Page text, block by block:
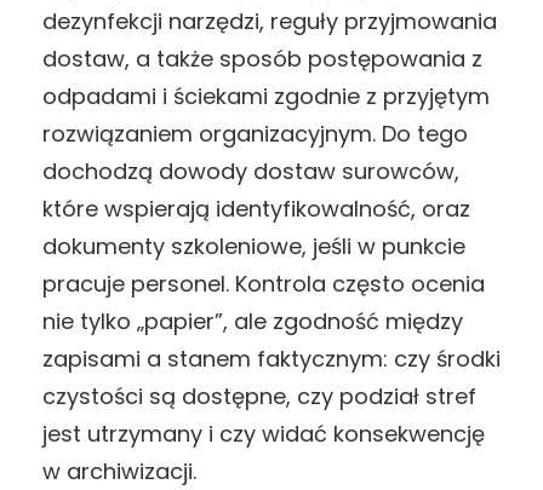
dezynfekcji narzędzi, reguły przyjmowania
dostaw, a także sposób postępowania z
odpadami i ściekami zgodnie z przyjętym
rozwiązaniem organizacyjnym. Do tego
dochodzą dowody dostaw surowców,
które wspierają identyfikowalność, oraz
dokumenty szkoleniowe, jeśli w punkcie
pracuje personel. Kontrola często ocenia
nie tylko „papier”, ale zgodność między
zapisami a stanem faktycznym: czy środki
czystości są dostępne, czy podział stref
jest utrzymany i czy widać konsekwencję
w archiwizacji.